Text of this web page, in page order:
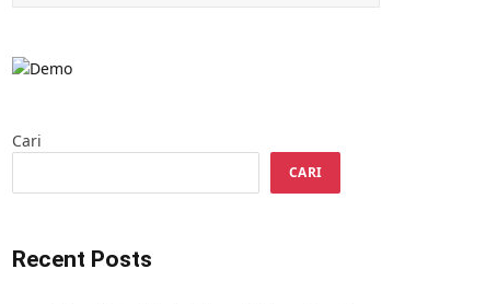
Cari
CARI
Recent Posts